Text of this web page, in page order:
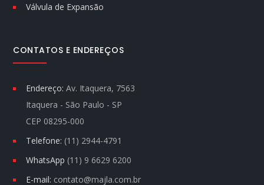
Válvula de Expansão
CONTATOS E ENDEREÇOS
Endereço: Av. Itaquera, 7563
Itaquera - São Paulo - SP
CEP 08295-000
Telefone: (11) 2944-4791
WhatsApp (11) 9 6629 6200
E-mail: contato@majla.com.br